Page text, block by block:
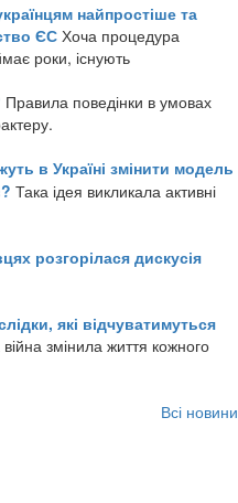
найпростіше та
ЄС Хоча процедура
роки, існують
Правила поведінки в умовах
в Україні змінити модель
Така ідея викликала активні
розгорілася дискусія
які відчуватимуться
змінила життя кожного
Всі новини